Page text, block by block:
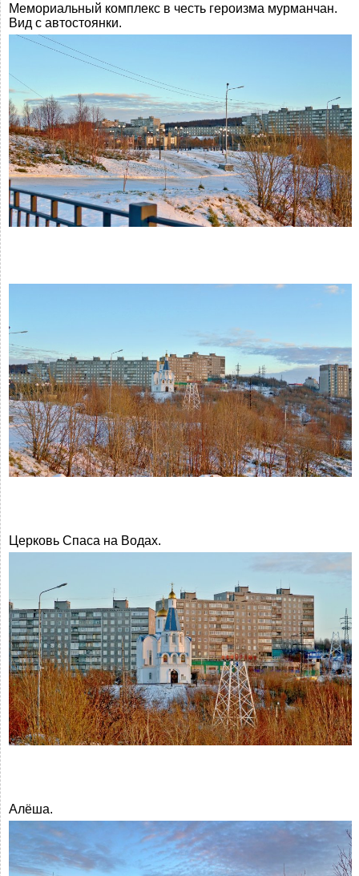
Мемориальный комплекс в честь героизма мурманчан.
Вид с автостоянки.
Церковь Спаса на Водах.
Алёша.